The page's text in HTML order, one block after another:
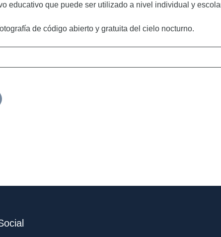
educativo que puede ser utilizado a nivel individual y
de código abierto y gratuita del cielo nocturno.